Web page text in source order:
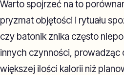
Warto spojrzeć na to
pryzmat objętości i rytuału
czy batonik znika często
innych czynności, prowadząc
większej ilości kalorii niż